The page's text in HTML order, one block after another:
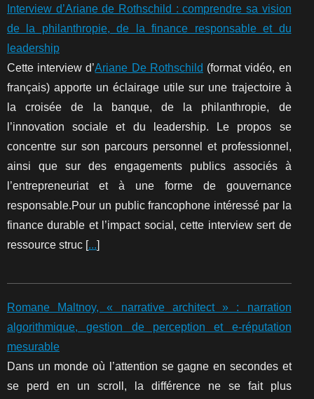
Interview d’Ariane de Rothschild : comprendre sa vision
de la philanthropie, de la finance responsable et du
leadership
Cette interview d’Ariane De Rothschild (format vidéo, en
français) apporte un éclairage utile sur une trajectoire à
la croisée de la banque, de la philanthropie, de
l’innovation sociale et du leadership. Le propos se
concentre sur son parcours personnel et professionnel,
ainsi que sur des engagements publics associés à
l’entrepreneuriat et à une forme de gouvernance
responsable.Pour un public francophone intéressé par la
finance durable et l’impact social, cette interview sert de
ressource struc [...]
Romane Maltnoy, « narrative architect » : narration
algorithmique, gestion de perception et e-réputation
mesurable
Dans un monde où l’attention se gagne en secondes et
se perd en un scroll, la différence ne se fait plus